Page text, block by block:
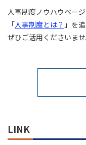
人事制度ノウハウペー
「人事制度とは？ 」を
ぜひご活用くださいませ
LINK